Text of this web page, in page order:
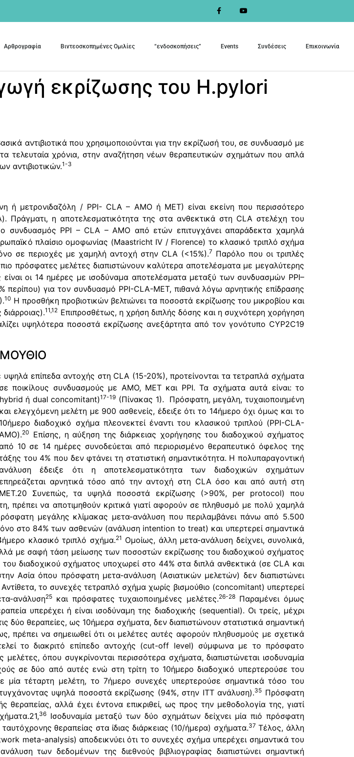
Αρθρογραφία Βιντεοσκοπημένες Ομιλίες “ενδοσκοπήσεις” Events Συνδέσεις Επικοινωνία
εκρίζωσης του H.pylori
αντιβιοτικά που χρησιμοποιούνται για την εκρίζωσή του, σε συνδυασμό με
τελευταία χρόνια, στην αναζήτηση νέων θεραπευτικών σχημάτων που απλά
αντιβιοτικών.1-3
ή μετρονιδαζόλη / PPI- CLA – AMO ή ΜΕΤ) είναι εκείνη που περισσότερο
Πράγματι, η αποτελεσματικότητα της στα ανθεκτικά στη CLA στελέχη του
συνδυασμός PPI – CLA – AMO από ετών επιτυγχάνει απαράδεκτα χαμηλά
πλαίσιο ομοφωνίας (Maastricht IV / Florence) το κλασικό τριπλό σχήμα
σε περιοχές με χαμηλή αντοχή στην CLA (<15%).7 Παρόλο που οι τριπλές
πρόσφατες μελέτες διαπιστώνουν καλύτερα αποτελέσματα με μεγαλύτερης
είναι οι 14 ημέρες με ισοδύναμα αποτελέσματα μεταξύ των συνδυασμών PPI–
για τον συνδυασμό PPI-CLA-MET, πιθανά λόγω αρνητικής επίδρασης
10 Η προσθήκη προβιοτικών βελτιώνει τα ποσοστά εκρίζωσης του μικροβίου και
11,12 Επιπροσθέτως, η χρήση διπλής δόσης και η συχνότερη χορήγηση
υψηλότερα ποσοστά εκρίζωσης ανεξάρτητα από τον γονότυπο CYP2C19
υψηλά επίπεδα αντοχής στη CLA (15-20%), προτείνονται τα τετραπλά σχήματα
ποικίλους συνδυασμούς με AMO, MET και PPI. Τα σχήματα αυτά είναι: το
ή dual concomitant)17-19 (Πίνακας 1).
Πρόσφατη, μεγάλη, τυχαιοποιημένη
και ελεγχόμενη μελέτη με 900 ασθενείς, έδειξε ότι το 14ήμερο όχι όμως και το
10ήμερο διαδοχικό σχήμα πλεονεκτεί έναντι του κλασικού τριπλού (PPI-CLA-
20
Επίσης, η αύξηση της διάρκειας χορήγησης του διαδοχικού σχήματος
10 σε 14 ημέρες συνοδεύεται από περιορισμένο θεραπευτικό όφελος της
του 4% που δεν φτάνει τη στατιστική σημαντικότητα. Η πολυπαραγοντική
έδειξε ότι η αποτελεσματικότητα των διαδοχικών σχημάτων
αρνητικά τόσο από την αντοχή στη CLA όσο και από αυτή στη
MET.20 Συνεπώς, τα υψηλά ποσοστά εκρίζωσης (>90%, per protocol) που
πρέπει να αποτιμηθούν κριτικά γιατί αφορούν σε πληθυσμό με πολύ χαμηλά
μεγάλης κλίμακας μετα-ανάλυση που περιλαμβάνει πάνω από 5.500
μόνο στο 84% των ασθενών (ανάλυση intention to treat) και υπερτερεί σημαντικά
κλασικό τριπλό σχήμα.21 Ομοίως, άλλη μετα-ανάλυση δείχνει, συνολικά,
με σαφή τάση μείωσης των ποσοστών εκρίζωσης του διαδοχικού σχήματος
του διαδοχικού σχήματος υποχωρεί στο 44% στα διπλά ανθεκτικά (σε CLA και
Ασία όπου πρόσφατη μετα-ανάλυση (Ασιατικών μελετών) δεν διαπιστώνει
Αντίθετα, το συνεχές τετραπλό σχήμα χωρίς βισμούθιο (concomitant) υπερτερεί
ανάλυση25και πρόσφατες τυχαιοποιημένες μελέτες.26-28Παραμένει όμως
υπερέχει ή είναι ισοδύναμη της διαδοχικής (sequential). Οι τρείς, μέχρι
δύο θεραπείες, ως 10ήμερα σχήματα, δεν διαπιστώνουν στατιστικά σημαντική
πρέπει να σημειωθεί ότι οι μελέτες αυτές αφορούν πληθυσμούς με σχετικά
το διακριτό επίπεδο αντοχής (cut-off level) σύμφωνα με το πρόσφατο
όπου συγκρίνονται περισσότερα σχήματα, διαπιστώνεται ισοδυναμία
σε δύο από αυτές ενώ στη τρίτη το 10ήμερο διαδοχικό υπερτερούσε του
μία τέταρτη μελέτη, το 7ήμερο συνεχές υπερτερούσε σημαντικά τόσο του
υψηλά ποσοστά εκρίζωσης (94%, στην ΙΤΤ ανάλυση).35 Πρόσφατη
θεραπείας, αλλά έχει έντονα επικριθεί, ως προς την μεθοδολογία της, γιατί
36Ισοδυναμία μεταξύ των δύο σχημάτων δείχνει μία πιό πρόσφατη
θεραπείας στα ίδιας διάρκειας (10/ήμερα) σχήματα.37 Τέλος, άλλη
meta-analysis) αποδεικνύει ότι το συνεχές σχήμα υπερέχει σημαντικά του
των δεδομένων της διεθνούς βιβλιογραφίας διαπιστώνει σημαντική